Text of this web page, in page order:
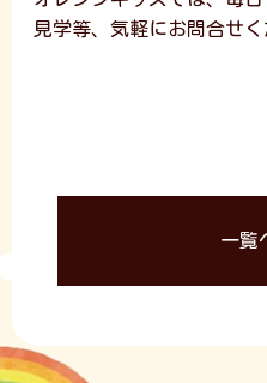
見学等、気軽にお問合せ
一覧